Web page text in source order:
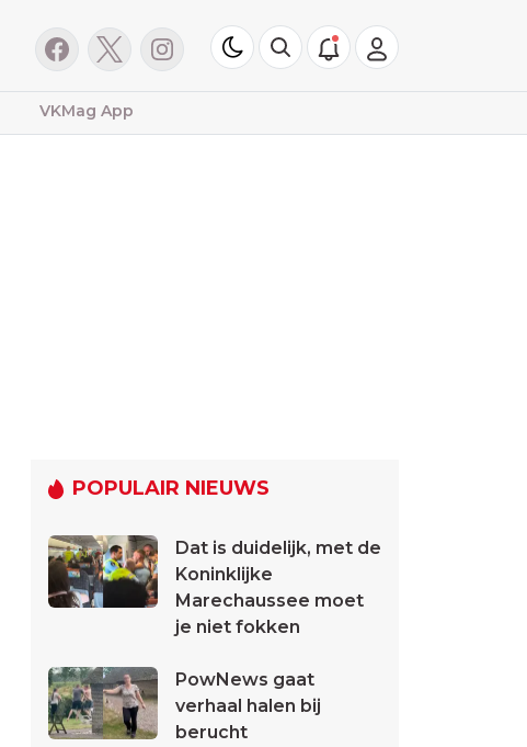
VKMag App
POPULAIR NIEUWS
Dat is duidelijk, met de
Koninklijke
Marechaussee moet
je niet fokken
PowNews gaat
verhaal halen bij
berucht